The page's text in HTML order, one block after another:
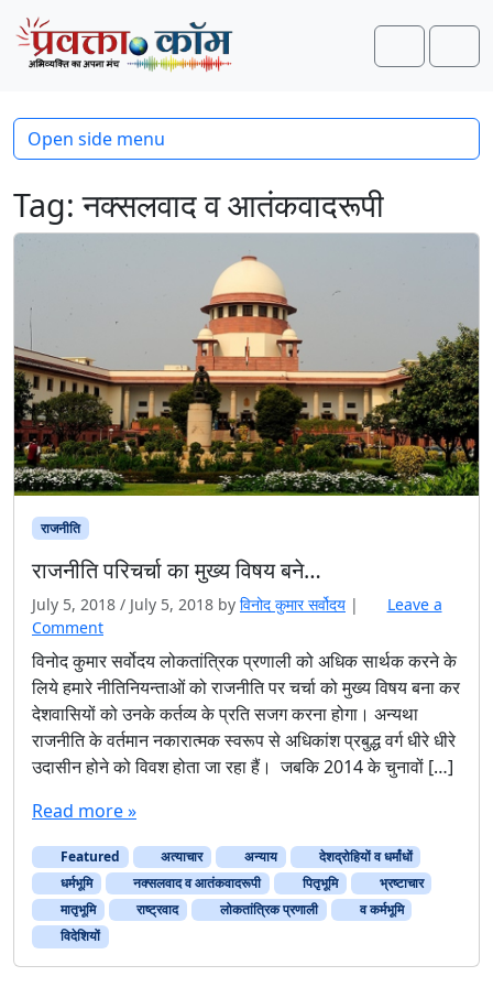
Skip to content
Skip to footer
Search
Tag:नक्सलवाद व आतंकवादरूपी
राजनीति
राजनीति परिचर्चा का मुख्य विषय बने…
July 5, 2018 / July 5, 2018 by विनोद कुमार सर्वोदय |
Leave a
Comment
विनोद कुमार सर्वोदय लोकतांत्रिक प्रणाली को अधिक सार्थक करने के
लिये हमारे नीतिनियन्ताओं को राजनीति पर चर्चा को मुख्य विषय बना कर
देशवासियों को उनके कर्तव्य के प्रति सजग करना होगा। अन्यथा
राजनीति के वर्तमान नकारात्मक स्वरूप से अधिकांश प्रबुद्ध वर्ग धीरे धीरे
उदासीन होने को विवश होता जा रहा हैं। जबकि 2014 के चुनावों […]
Read more »
Featured अत्याचार अन्‍याय
देशद्रोहियों व धर्मांधों
धर्मभूमि
नक्सलवाद व आतंकवादरूपी पितृभूमि
भ्रष्टाचार
मातृभूमि
राष्ट्रवाद लोकतांत्रिक प्रणाली
व कर्मभूमि
विदेशियों
Open side menu